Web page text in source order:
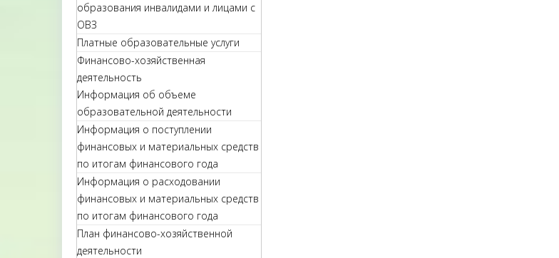
образования инвалидами и лицами с
ОВЗ
Платные образовательные услуги
Финансово-хозяйственная
деятельность
Информация об объеме
образовательной деятельности
Информация о поступлении
финансовых и материальных средств
по итогам финансового года
Информация о расходовании
финансовых и материальных средств
по итогам финансового года
План финансово-хозяйственной
деятельности